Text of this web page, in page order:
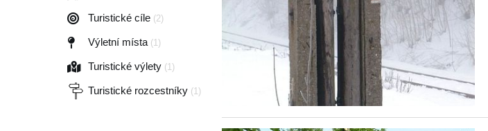
Turistické cíle (2)
Výletní místa (1)
Turistické výlety (1)
Turistické rozcestníky (1)